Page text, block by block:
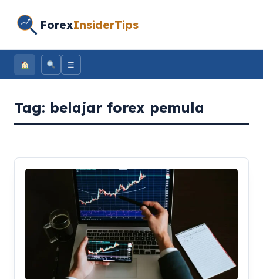
ForexInsiderTips
☰
Tag: belajar forex pemula